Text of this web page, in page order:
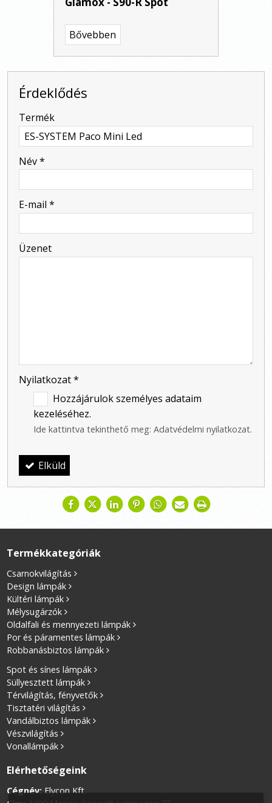
Bővebben
Érdeklődés
-
Termék
Név*
E-mail *
Üzenet
Nyilatkozat*
Hozzájárulok személyes adataim
kezeléséhez.
Ide kattintva tekinthető meg: Adatvédelmi nyilatkozat.
Elküld
Termékkategóriák
Csarnokvilágítás
Design lámpák
Kültéri lámpák
Mélysugárzók
Oldalfali és mennyezeti lámpák
Por és páramentes lámpák
Robbanásbiztos lámpák
Spot és sínes lámpák
Süllyesztett lámpák
Térvilágítás, fényvetők
Tisztatéri világítás
Vandálbiztos lámpák
Vészvilágítás
Vonallámpák
Elérhetőségeink
Cégnév:Elycon Kft.